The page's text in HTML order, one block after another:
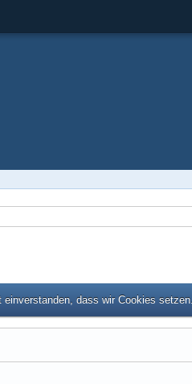
dass wir Cookies setzen.